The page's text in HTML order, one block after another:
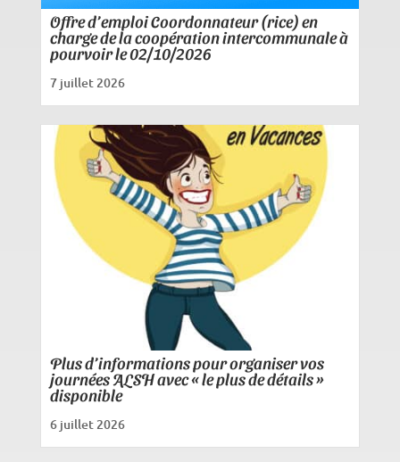
Offre d’emploi Coordonnateur (rice) en
charge de la coopération intercommunale à
pourvoir le 02/10/2026
7 juillet 2026
Plus d’informations pour organiser vos
journées ALSH avec « le plus de détails »
disponible
6 juillet 2026